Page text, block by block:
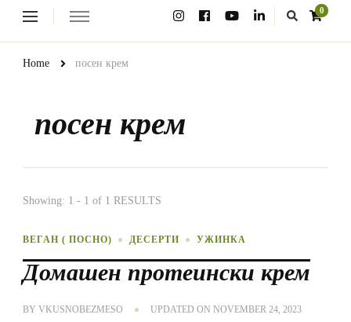
0
Home посен крем
посен крем
Showing: 1 - 1 of 1 RESULTS
ВЕГАН ( ПОСНО) ДЕСЕРТИ УЖИНКА
Домашен протеински крем
BY VKUSNOBEZMESO UPDATED ON NOVEMBER 24, 2023